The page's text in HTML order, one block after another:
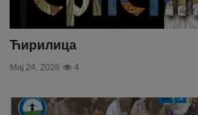
Ћирилица
Мај 24, 2026 4